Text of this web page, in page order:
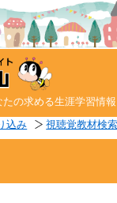
の求める生涯学習情報
込み 視聴覚教材検